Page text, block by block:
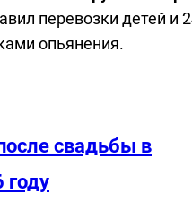
перевозки детей и
опьянения.
свадьбы в
году